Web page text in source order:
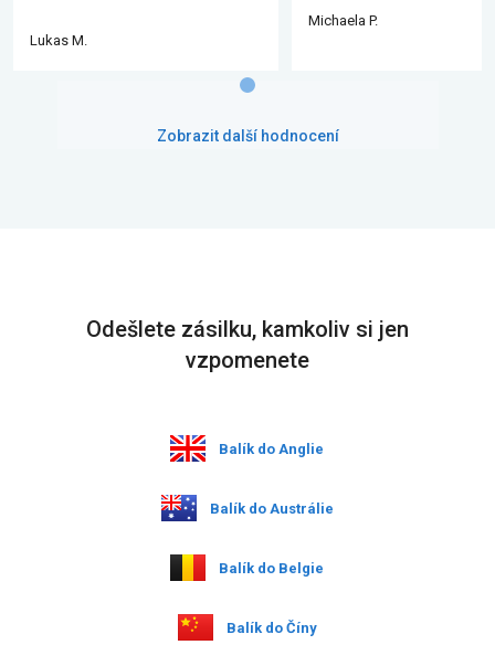
Lukas M.
Michaela P.
Zobrazit další hodnocení
Odešlete zásilku, kamkoliv si jen
vzpomenete
Balík do Anglie
Balík do Austrálie
Balík do Belgie
Balík do Číny